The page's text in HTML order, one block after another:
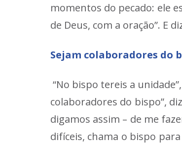
momentos do pecado: ele
de Deus, com a oração”. E
Sejam colaboradores do
“No bispo tereis a
colaboradores do bispo”,
digamos assim – de me
difíceis, chama o bispo